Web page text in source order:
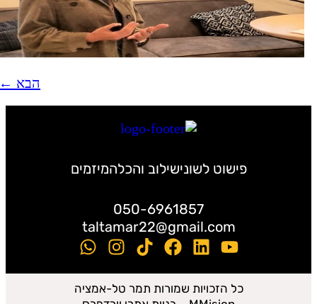
הבא←
פישוט לשונישילוב והכלהמיזמים
050-6961857
taltamar22@gmail.com
כל הזכויות שמורות תמר טל-אמציה